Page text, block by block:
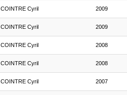
COINTRE Cyril 2009
COINTRE Cyril 2009
COINTRE Cyril 2008
COINTRE Cyril 2008
COINTRE Cyril 2007